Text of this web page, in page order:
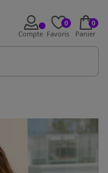
Compte
0
Favoris
0
Panier